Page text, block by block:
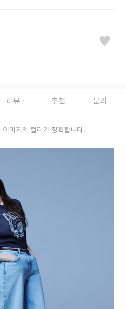
리뷰 0 추천 문의
미지의 컬러가 정확합니다.